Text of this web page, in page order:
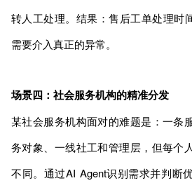
转人工处理。结果：售后工单处理时
需要介入真正的异常。
场景四：社会服务机构的精准分发
某社会服务机构面对的难题是：一条
务对象、一线社工和管理层，但每个
不同。通过AI Agent识别需求并判断